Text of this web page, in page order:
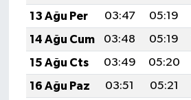
13 Ağu Per
03:47 05:19
14 Ağu Cum
03:48 05:19
15 Ağu Cts
03:49 05:20
16 Ağu Paz
03:51 05:21